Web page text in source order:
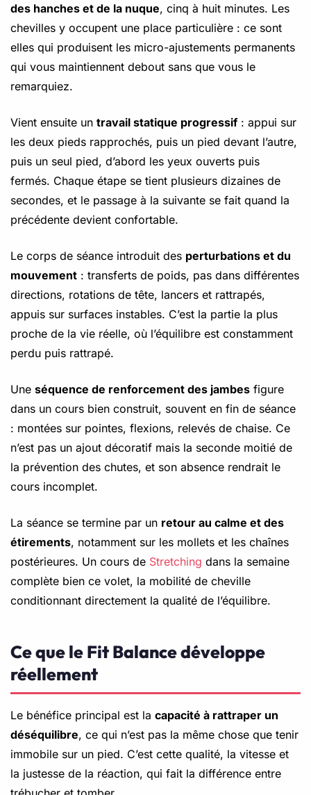
des hanches et de la nuque, cinq à huit minutes. Les
chevilles y occupent une place particulière : ce sont
elles qui produisent les micro-ajustements permanents
qui vous maintiennent debout sans que vous le
remarquiez.
Vient ensuite un travail statique progressif: appui sur
les deux pieds rapprochés, puis un pied devant l’autre,
puis un seul pied, d’abord les yeux ouverts puis
fermés. Chaque étape se tient plusieurs dizaines de
secondes, et le passage à la suivante se fait quand la
précédente devient confortable.
Le corps de séance introduit des perturbations et du
mouvement : transferts de poids, pas dans différentes
directions, rotations de tête, lancers et rattrapés,
appuis sur surfaces instables. C’est la partie la plus
proche de la vie réelle, où l’équilibre est constamment
perdu puis rattrapé.
Une séquence de renforcement des jambes figure
dans un cours bien construit, souvent en fin de séance
: montées sur pointes, flexions, relevés de chaise. Ce
n’est pas un ajout décoratif mais la seconde moitié de
la prévention des chutes, et son absence rendrait le
cours incomplet.
La séance se termine par un retour au calme et des
étirements, notamment sur les mollets et les chaînes
postérieures. Un cours de Stretching dans la semaine
complète bien ce volet, la mobilité de cheville
conditionnant directement la qualité de l’équilibre.
Ce que le Fit Balance développe
réellement
Le bénéfice principal est la capacité à rattraper un
déséquilibre, ce qui n’est pas la même chose que tenir
immobile sur un pied. C’est cette qualité, la vitesse et
la justesse de la réaction, qui fait la différence entre